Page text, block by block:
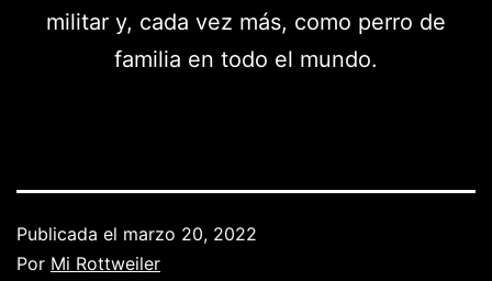
militar y, cada vez más, como perro de
familia en todo el mundo.
Publicada el marzo 20, 2022
Por Mi Rottweiler